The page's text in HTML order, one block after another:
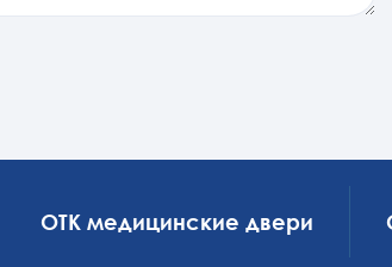
медицинские двери